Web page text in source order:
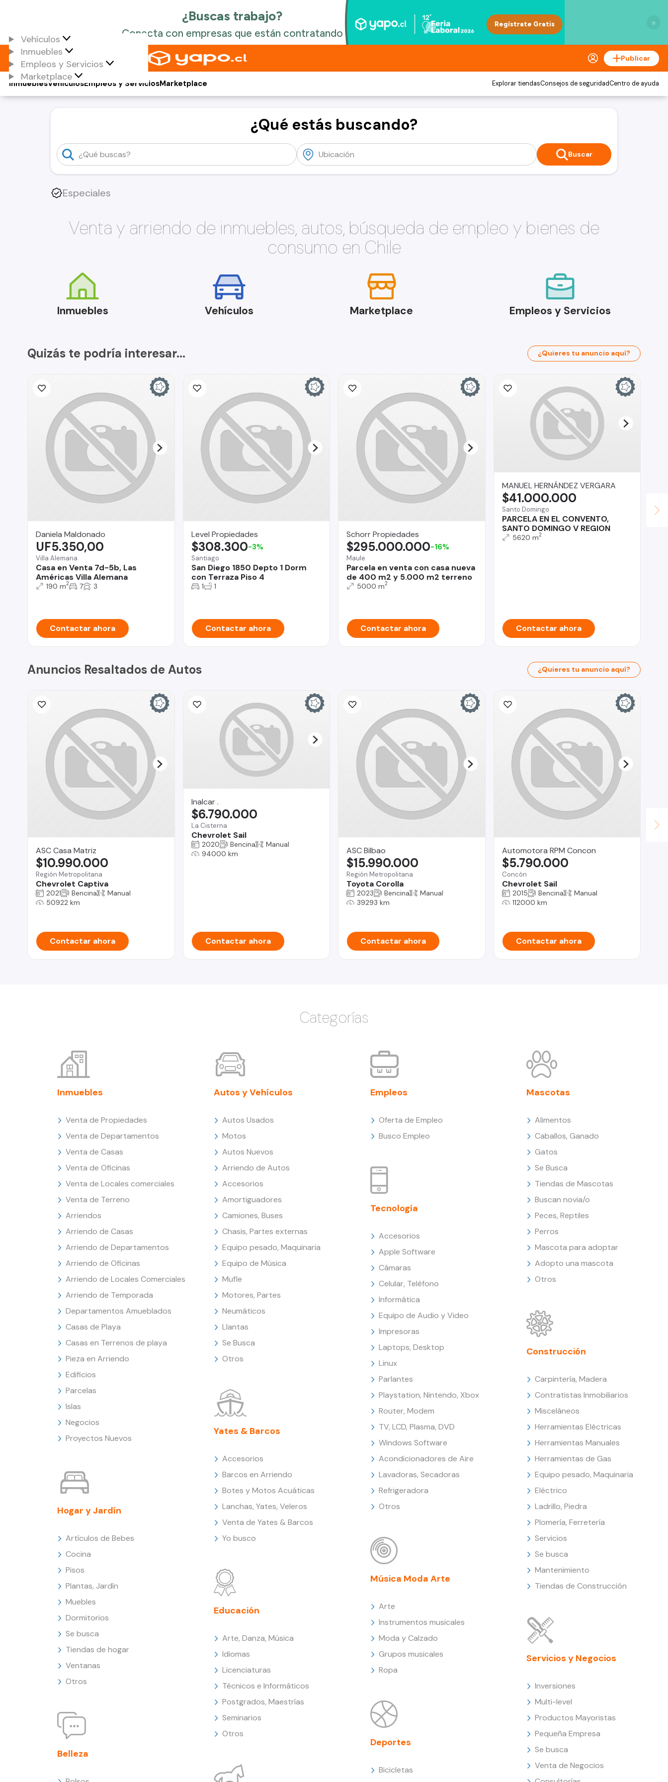
×
Vehículos
Inmuebles
Empleos y Servicios
Marketplace
Publicar
Vehículos
Inmuebles Empleos y ServiciosMarketplace Explorar tiendasConsejos de seguridadCentro de ayuda
¿Qué estás buscando?
Buscar
Especiales
Venta y arriendo de inmuebles, autos, búsqueda de empleo y bienes de
consumo en Chile
Inmuebles Vehículos Marketplace Empleos y Servicios
Quizás te podría interesar... ¿Quieres tu anuncio aquí?
Daniela Maldonado
Villa Alemana
Casa en Venta 7d-5b, Las
Américas Villa Alemana
UF5.350,00
190 m2 7 3
Contactar ahora
Level Propiedades
Santiago
San Diego 1850 Depto 1 Dorm
con Terraza Piso 4
$308.300-3%
1 1
Contactar ahora
Schorr Propiedades
Maule
Parcela en venta con casa nueva
de 400 m2 y 5.000 m2 terreno
$295.000.000-16%
5000 m2
Contactar ahora
MANUEL HERNÁNDEZ VERGARA
Santo Domingo
PARCELA EN EL CONVENTO,
SANTO DOMINGO V REGION
$41.000.000
5620 m2
Contactar ahora
Anuncios Resaltados de Autos ¿Quieres tu anuncio aquí?
ASC Casa Matriz
Región Metropolitana
Chevrolet Captiva
$10.990.000
2021 Bencina
Manual
50922 km
Contactar ahora
Inalcar .
La Cisterna
Chevrolet Sail
$6.790.000
2020 Bencina
Manual
94000 km
Contactar ahora
ASC Bilbao
Región Metropolitana
Toyota Corolla
$15.990.000
2023 Bencina
Manual
39293 km
Contactar ahora
Automotora RPM Concon
Concón
Chevrolet Sail
$5.790.000
2015 Bencina
Manual
112000 km
Contactar ahora
Categorías
Inmuebles
Venta de Propiedades
Venta de Departamentos
Venta de Casas
Venta de Oficinas
Venta de Locales comerciales
Venta de Terreno
Arriendos
Arriendo de Casas
Arriendo de Departamentos
Arriendo de Oficinas
Arriendo de Locales Comerciales
Arriendo de Temporada
Departamentos Amueblados
Casas de Playa
Casas en Terrenos de playa
Pieza en Arriendo
Edificios
Parcelas
Islas
Negocios
Proyectos Nuevos
Hogar y Jardín
Artículos de Bebes
Cocina
Pisos
Plantas, Jardín
Muebles
Dormitorios
Se busca
Tiendas de hogar
Ventanas
Otros
Belleza
Autos y Vehículos
Autos Usados
Motos
Autos Nuevos
Arriendo de Autos
Accesorios
Amortiguadores
Camiones, Buses
Chasis, Partes externas
Equipo pesado, Maquinaria
Equipo de Música
Mufle
Motores, Partes
Neumáticos
Llantas
Se Busca
Otros
Yates & Barcos
Accesorios
Barcos en Arriendo
Botes y Motos Acuáticas
Lanchas, Yates, Veleros
Venta de Yates & Barcos
Yo busco
Educación
Arte, Danza, Música
Idiomas
Licenciaturas
Técnicos e Informáticos
Postgrados, Maestrías
Seminarios
Otros
Empleos
Oferta de Empleo
Busco Empleo
Tecnología
Accesorios
Apple Software
Cámaras
Celular, Teléfono
Informática
Equipo de Audio y Video
Impresoras
Laptops, Desktop
Linux
Parlantes
Playstation, Nintendo, Xbox
Router, Modem
TV, LCD, Plasma, DVD
Windows Software
Acondicionadores de Aire
Lavadoras, Secadoras
Refrigeradora
Otros
Música Moda Arte
Arte
Instrumentos musicales
Moda y Calzado
Grupos musicales
Ropa
Deportes
Bicicletas
Mascotas
Alimentos
Caballos, Ganado
Gatos
Se Busca
Tiendas de Mascotas
Buscan novia/o
Peces, Reptiles
Perros
Mascota para adoptar
Adopto una mascota
Otros
Construcción
Carpintería, Madera
Contratistas Inmobiliarios
Misceláneos
Herramientas Eléctricas
Herramientas Manuales
Herramientas de Gas
Equipo pesado, Maquinaria
Eléctrico
Ladrillo, Piedra
Plomería, Ferretería
Servicios
Se busca
Mantenimiento
Tiendas de Construcción
Servicios y Negocios
Inversiones
Multi-level
Productos Mayoristas
Pequeña Empresa
Se busca
Venta de Negocios